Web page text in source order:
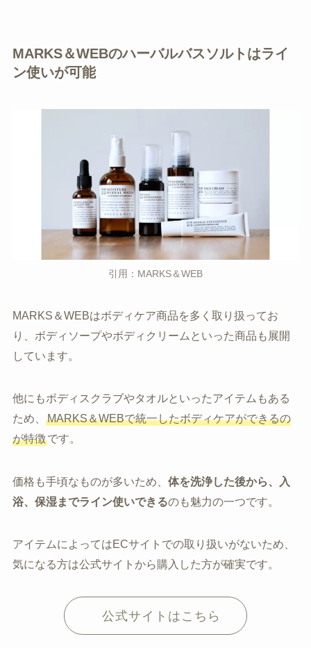
MARKS＆WEBのハーバルバスソルトはライ
ン使いが可能
引用：MARKS＆WEB
MARKS＆WEBはボディケア商品を多く取り扱ってお
り、ボディソープやボディクリームといった商品も展開
しています。
他にもボディスクラブやタオルといったアイテムもある
ため、
MARKS＆WEBで統一したボディケアができるの
が特徴です。
価格も手頃なものが多いため、 体を洗浄した後から、入
浴、保湿までライン使いできるのも魅力の一つです。
アイテムによってはECサイトでの取り扱いがないため、
気になる方は公式サイトから購入した方が確実です。
公式サイトはこちら